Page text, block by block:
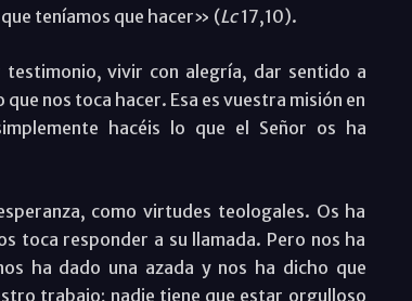
teníamos que hacer» (Lc17,10).
vivir con alegría, dar sentido a
nos toca hacer. Esa es vuestra misión en
hacéis lo que el Señor os ha
como virtudes teologales. Os ha
toca responder a su llamada. Pero nos ha
ha dado una azada y nos ha dicho que
trabajo; nadie tiene que estar orgulloso